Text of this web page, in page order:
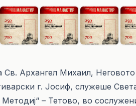
Св. Архангел Михаил,
г. Јосиф, служеше
– Тетово, во